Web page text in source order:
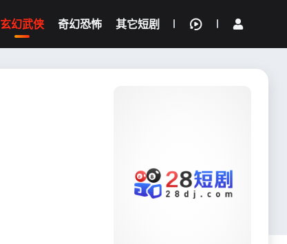
玄幻武侠 奇幻恐怖 其它短剧
我的观影记录